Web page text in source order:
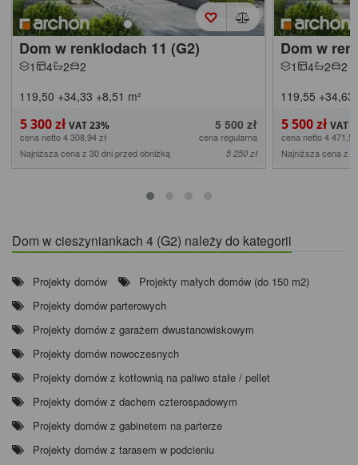
Dom w renklodach 11 (G2)
1 4 2
2
119,50 +34,33 +8,51 m²
5 300 zł 5 500 zł
cena netto 4 308,94 zł
cena regularna
Najniższa cena z 30 dni przed obniżką
5 250 zł
Dom w
1 4 2
2
119,55 +34,63
5 500 zł
cena netto 4
Najniższa cena z
Dom w cieszyniankach 4 (G2) należy do kategorii
Projekty domów
Projekty małych domów (do 150 m2)
Projekty domów parterowych
Projekty domów z garażem dwustanowiskowym
Projekty domów nowoczesnych
Projekty domów z kotłownią na paliwo stałe / pellet
Projekty domów z dachem czterospadowym
Projekty domów z gabinetem na parterze
Projekty domów z tarasem w podcieniu